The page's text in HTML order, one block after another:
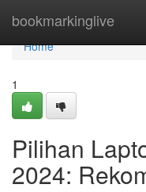
bookmarkinglive
Home
Home
1
Pilihan
2024: